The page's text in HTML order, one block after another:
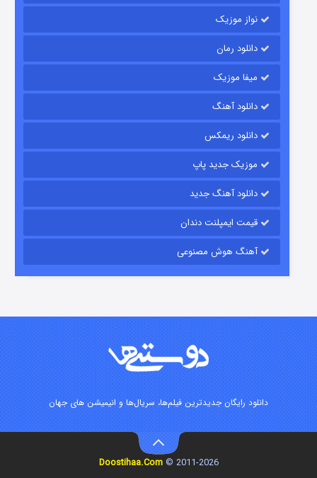
قسمت۱۵ (دوبله) منتشر شد
این دریا طغیان خواهد کرد
نواز موزیک
دانلود رمان
میفا موزیک
دانلود آهنگ
دانلود ریمکس
موزیک جدید پاپ
دانلود آهنگ جدید
قیمت ایمپلنت دندان
آهنگ هوش مصنوعی
دانلود رایگان جدیدترین فیلم‌ها، سریال‌ها و انیمیشن های جهان
2011-2026 ©
Doostihaa.Com